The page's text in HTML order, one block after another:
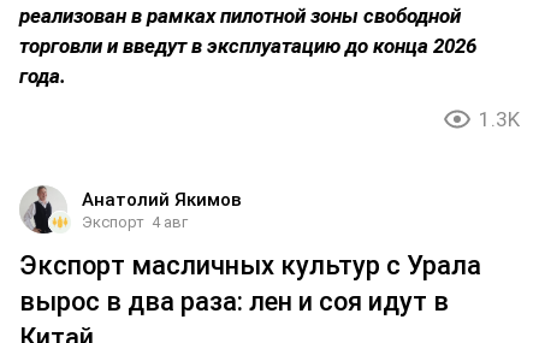
реализован в рамках пилотной зоны свободной
торговли и введут в эксплуатацию до конца 2026
года.
1.3K
Анатолий Якимов
Экспорт 4 авг
Экспорт масличных культур с Урала
вырос в два раза: лен и соя идут в